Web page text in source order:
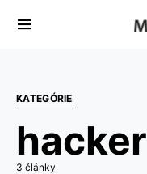
KATEGÓRIE
hacker
3 články